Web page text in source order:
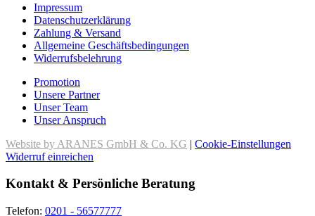
Impressum
Datenschutzerklärung
Zahlung & Versand
Allgemeine Geschäftsbedingungen
Widerrufsbelehrung
Promotion
Unsere Partner
Unser Team
Unser Anspruch
Website by ARANES GmbH & Co. KG | Cookie-Einstellungen
Widerruf einreichen
Kontakt & Persönliche Beratung
Telefon: 0201 - 56577777